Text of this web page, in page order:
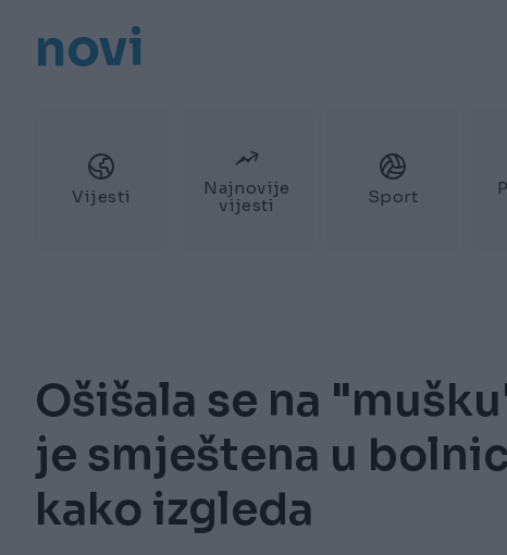
novi
Vijesti
Najnovije
vijesti
Sport
Ošišala se na
je smještena u
kako izgleda